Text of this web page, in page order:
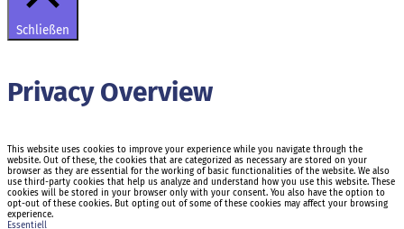
Schließen
Privacy Overview
This website uses cookies to improve your experience while you navigate through the
website. Out of these, the cookies that are categorized as necessary are stored on your
browser as they are essential for the working of basic functionalities of the website. We also
use third-party cookies that help us analyze and understand how you use this website. These
cookies will be stored in your browser only with your consent. You also have the option to
opt-out of these cookies. But opting out of some of these cookies may affect your browsing
experience.
Essentiell